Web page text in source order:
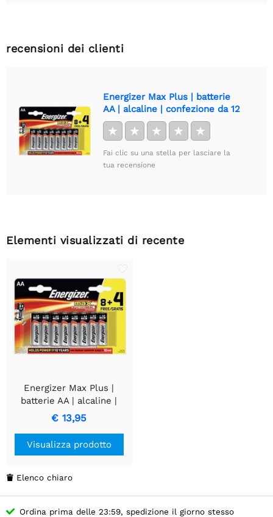
recensioni dei clienti
Energizer Max Plus | batterie
AA | alcaline | confezione da 12
★ ★ ★ ★ ★
Fai clic su una stella per lasciare la
tua recensione
Elementi visualizzati di recente
Energizer Max Plus |
batterie AA | alcaline |
confezione da 12
€ 13,95
Visualizza prodotto
 Elenco chiaro
Ordina prima delle 23:59, spedizione il giorno stesso